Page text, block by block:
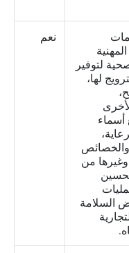
لتوفير
لها،
أسماء
وغيرها من
السلامة
نعم